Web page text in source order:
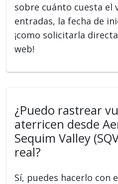
sobre cuánto cuesta el
entradas, la fecha de
¡como solicitarla
web!
¿Puedo rastrear
aterricen desde
Sequim Valley
real?
Sí, puedes hacerlo con